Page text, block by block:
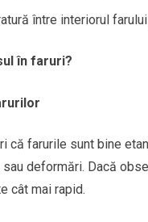
între interiorul
în faruri?
că farurile sunt bine
deformări. Dacă
cât mai rapid.